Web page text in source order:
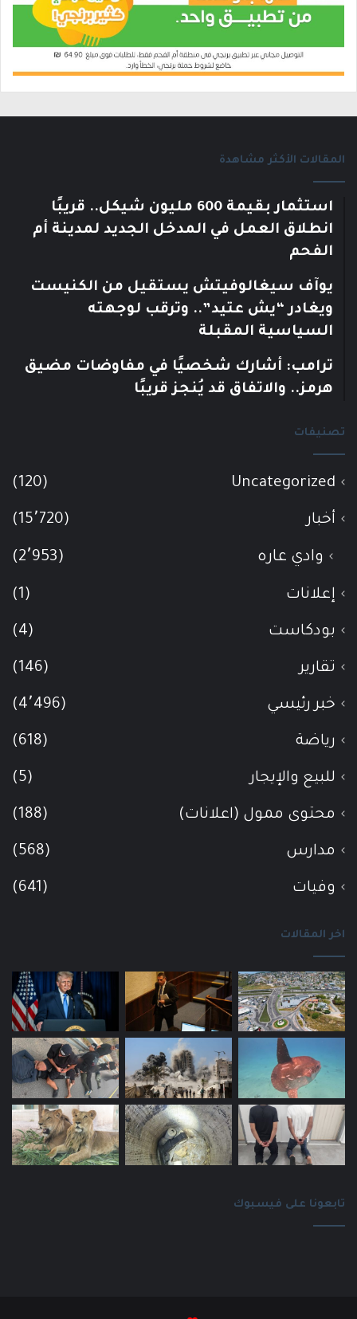
المقالات الأكثر مشاهدة
استثمار بقيمة 600 مليون شيكل.. قريبًا
انطلاق العمل في المدخل الجديد لمدينة أم
الفحم
يوآف سيغالوفيتش يستقيل من الكنيست
ويغادر “يش عتيد”.. وترقب لوجهته
السياسية المقبلة
ترامب: أشارك شخصيًا في مفاوضات مضيق
هرمز.. والاتفاق قد يُنجز قريبًا
تصنيفات
Uncategorized
(120)
أخبار (15٬720)
وادي عاره (2٬953)
إعلانات (1)
بودكاست (4)
تقارير (146)
خبر رئيسي (4٬496)
رياضة (618)
للبيع والإيجار (5)
محتوى ممول (اعلانات) (188)
مدارس (568)
وفيات (641)
اخر المقالات
تابعونا على فيسبوك